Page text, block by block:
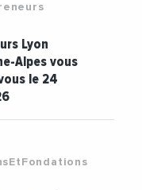
Lyon
Alpes vous
le 24